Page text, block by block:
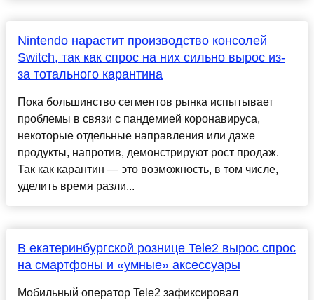
Nintendo нарастит производство консолей
Switch, так как спрос на них сильно вырос из-
за тотального карантина
Пока большинство сегментов рынка испытывает
проблемы в связи с пандемией коронавируса,
некоторые отдельные направления или даже
продукты, напротив, демонстрируют рост продаж.
Так как карантин — это возможность, в том числе,
уделить время разли...
В екатеринбургской рознице Tele2 вырос спрос
на смартфоны и «умные» аксессуары
Мобильный оператор Tele2 зафиксировал